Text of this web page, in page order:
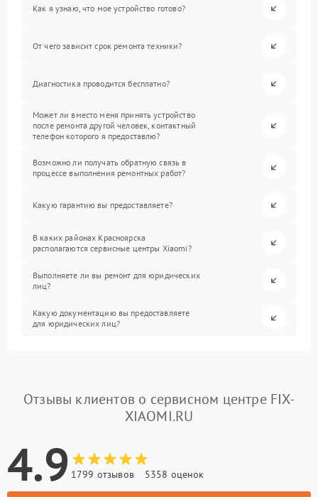
Как я узнаю, что мое устройство готово?
От чего зависит срок ремонта техники?
Диагностика проводится бесплатно?
Может ли вместо меня принять устройство
после ремонта другой человек, контактный
телефон которого я предоставлю?
Возможно ли получать обратную связь в
процессе выполнения ремонтных работ?
Какую гарантию вы предоставляете?
В каких районах Красноярска
располагаются сервисные центры Xiaomi?
Выполняете ли вы ремонт для юридических
лиц?
Какую документацию вы предоставляете
для юридических лиц?
Отзывы клиентов о сервисном центре FIX-
XIAOMI.RU
4.9 1799 отзывов 5358 оценок